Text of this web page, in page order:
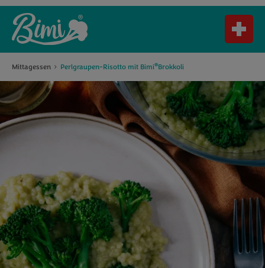
Mittagessen Perlgraupen-Risotto mit Bimi®Brokkoli